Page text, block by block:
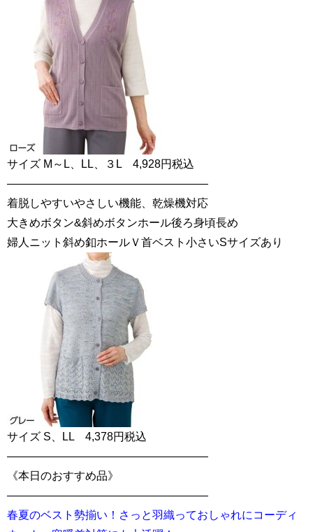
サイズ M～L、LL、３L 4,928円税込
——————————————————
着脱しやすいやさしい機能、乾燥機対応
大きめボタン&斜めボタンホール後ろ身頃長め
婦人ニット斜め釦ホールＶ首ベスト小さいSサイズあり
サイズ S、LL 4,378円税込
——————————————————
《本日のおすすめ品》
——————————————————
春夏のベスト勢揃い！さっと羽織っておしゃれにコーディ